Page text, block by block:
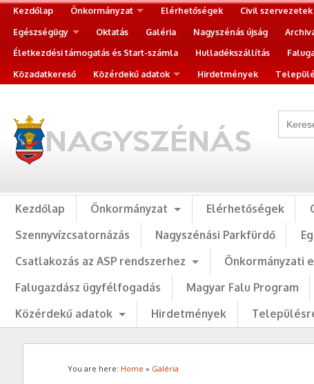
Kezdőlap Önkormányzat Elérhetőségek Civil szervezetek
Egészségügy
Oktatás Galéria Nagyszénás újság
Életkezdési támogatás és Start-számla
Hulladékszállítás
Közadatkereső
Közérdekű adatok Hirdetmények
Kezdőlap Önkormányzat Elérhetőségek
Szennyvízcsatornázás
Nagyszénási Parkfürdő
Csatlakozás az ASP rendszerhez
Önkormányzati
Falugazdász ügyfélfogadás
Magyar Falu Program
Közérdekű adatok
Hirdetmények
You are here: Home » Galéria